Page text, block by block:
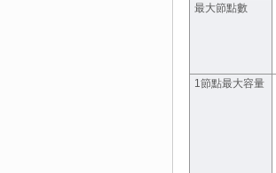
最大節點數
1節點最大容量